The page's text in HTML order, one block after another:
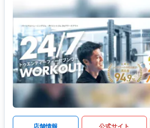
店舗情報 公式サイト